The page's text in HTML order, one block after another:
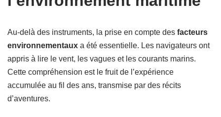
Au-delà des instruments, la prise en compte des facteurs
environnementaux a été essentielle. Les navigateurs ont
appris à lire le vent, les vagues et les courants marins.
Cette compréhension est le fruit de l’expérience
accumulée au fil des ans, transmise par des récits
d’aventures.